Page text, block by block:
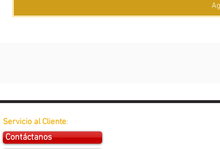
Servicio al Cliente:
Contáctanos